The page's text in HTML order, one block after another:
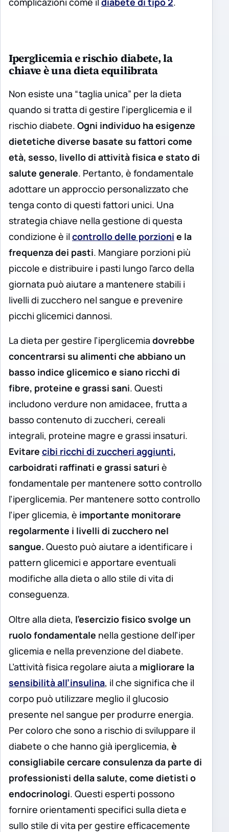
Iperglicemia e rischio diabete, la
chiave è una dieta equilibrata
Non esiste una “taglia unica” per la dieta
quando si tratta di gestire l’iperglicemia e il
rischio diabete. Ogni individuo ha esigenze
dietetiche diverse basate su fattori come
età, sesso, livello di attività fisica e stato di
salute generale. Pertanto, è fondamentale
adottare un approccio personalizzato che
tenga conto di questi fattori unici. Una
strategia chiave nella gestione di questa
condizione è il controllo delle porzioni e la
frequenza dei pasti. Mangiare porzioni più
piccole e distribuire i pasti lungo l’arco della
giornata può aiutare a mantenere stabili i
livelli di zucchero nel sangue e prevenire
picchi glicemici dannosi.
La dieta per gestire l’iperglicemia dovrebbe
concentrarsi su alimenti che abbiano un
basso indice glicemico e siano ricchi di
fibre, proteine ​​e grassi sani. Questi
includono verdure non amidacee, frutta a
basso contenuto di zuccheri, cereali
integrali, proteine ​​magre e grassi insaturi.
Evitare cibi ricchi di zuccheri aggiunti,
carboidrati raffinati e grassi saturi è
fondamentale per mantenere sotto controllo
l’iperglicemia. Per mantenere sotto controllo
l’iper glicemia, è importante monitorare
regolarmente i livelli di zucchero nel
sangue. Questo può aiutare a identificare i
pattern glicemici e apportare eventuali
modifiche alla dieta o allo stile di vita di
conseguenza.
Oltre alla dieta, l’esercizio fisico svolge un
ruolo fondamentale nella gestione dell’iper
glicemia e nella prevenzione del diabete.
L’attività fisica regolare aiuta a migliorare la
sensibilità all’insulina, il che significa che il
corpo può utilizzare meglio il glucosio
presente nel sangue per produrre energia.
Per coloro che sono a rischio di sviluppare il
diabete o che hanno già iperglicemia, è
consigliabile cercare consulenza da parte di
professionisti della salute, come dietisti o
endocrinologi. Questi esperti possono
fornire orientamenti specifici sulla dieta e
sullo stile di vita per gestire efficacemente